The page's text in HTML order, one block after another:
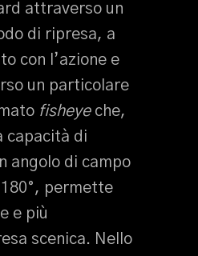
attraverso un
di ripresa, a
con l’azione e
un particolare
fisheye che,
capacità di
angolo di campo
permette
e più
scenica. Nello